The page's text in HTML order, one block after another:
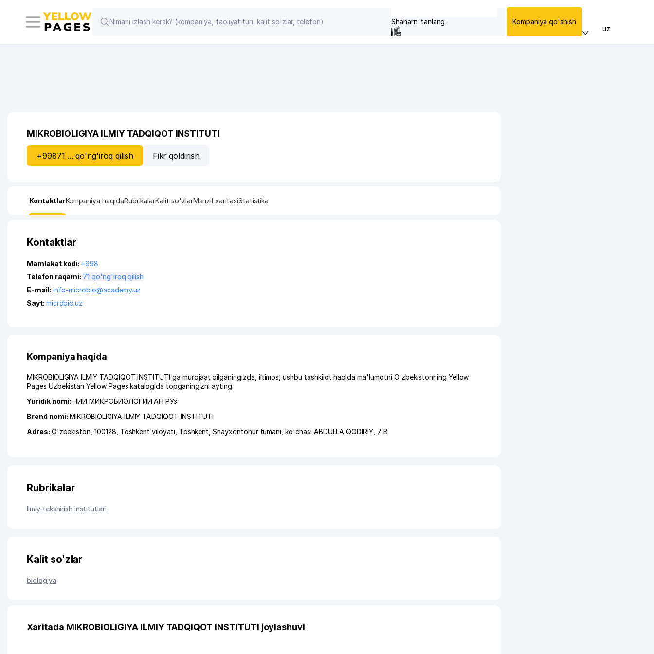
Shaharni tanlang Kompaniya qo'shish
uz
MIKROBIOLIGIYA ILMIY TADQIQOT INSTITUTI
+99871 ... qo'ng'iroq qilish Fikr qoldirish
KontaktlarKompaniya haqidaRubrikalarKalit so'zlarManzil xaritasiStatistika
Kontaktlar
Mamlakat kodi: +998
Telefon raqami:
71 qo'ng'iroq qilish
E-mail: info-microbio@academy.uz
Sayt: microbio.uz
Kompaniya haqida
MIKROBIOLIGIYA ILMIY TADQIQOT INSTITUTI ga murojaat qilganingizda, iltimos, ushbu tashkilot haqida ma'lumotni O'zbekistonning Yellow
Pages Uzbekistan Yellow Pages katalogida topganingizni ayting.
Yuridik nomi:НИИ МИКРОБИОЛОГИИ АН РУз
Brend nomi:MIKROBIOLIGIYA ILMIY TADQIQOT INSTITUTI
Adres: O'zbekiston, 100128, Toshkent viloyati Toshkent ,Shayxontohur tumani ,ko'chasi ABDULLA QODIRIY, 7 B
Rubrikalar
Ilmiy-tekshirish institutlari
Kalit so'zlar
biologiya
Xaritada MIKROBIOLIGIYA ILMIY TADQIQOT INSTITUTI joylashuvi